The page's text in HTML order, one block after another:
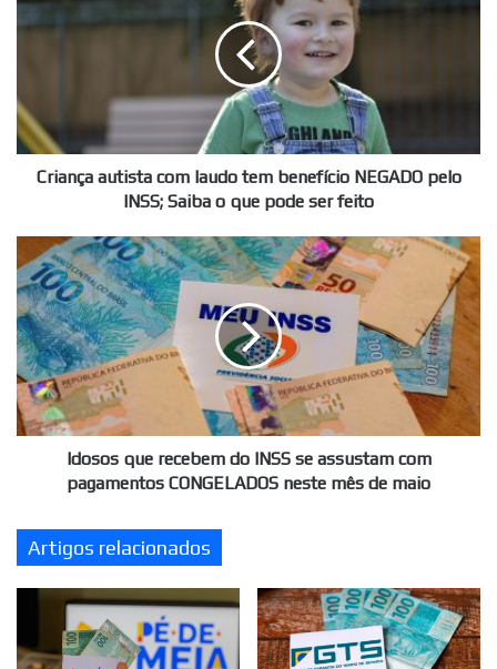
com
laudo
NEGADO
pelo
INSS;
Saiba
pode
ser
feito
Criança autista com laudo tem benefício NEGADO pelo
INSS; Saiba o que pode ser feito
Idosos
que
recebem
do
INSS
se
assustam
com
pagamentos
CONGELADOS
de
maio
Idosos que recebem do INSS se assustam com
pagamentos CONGELADOS neste mês de maio
Artigos relacionados